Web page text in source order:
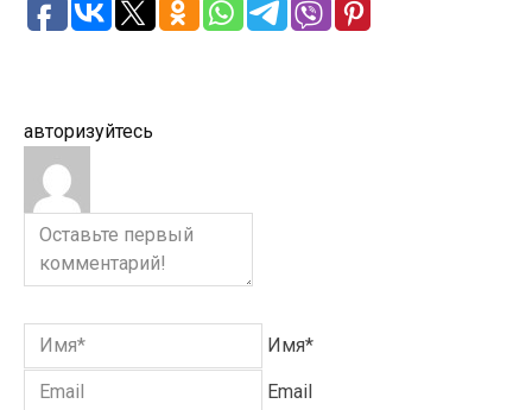
авторизуйтесь
Имя*
Email